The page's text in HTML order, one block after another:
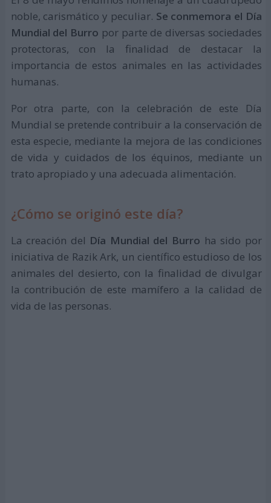
noble, carismático y peculiar. Se conmemora el Día
Mundial del Burro por parte de diversas sociedades
protectoras, con la finalidad de destacar la
importancia de estos animales en las actividades
humanas.
Por otra parte, con la celebración de este Día
Mundial se pretende contribuir a la conservación de
esta especie, mediante la mejora de las condiciones
de vida y cuidados de los équinos, mediante un
trato apropiado y una adecuada alimentación.
¿Cómo se originó este día?
La creación del Día Mundial del Burro ha sido por
iniciativa de Razik Ark, un científico estudioso de los
animales del desierto, con la finalidad de divulgar
la contribución de este mamífero a la calidad de
vida de las personas.